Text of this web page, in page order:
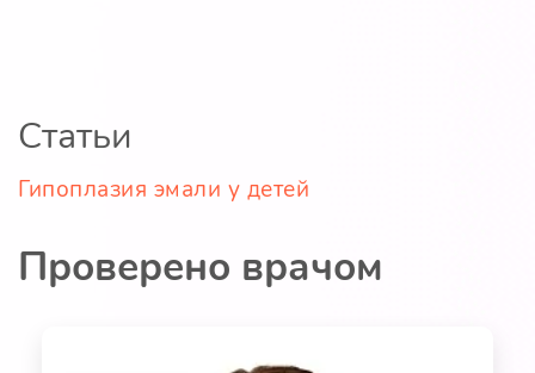
Статьи
Гипоплазия эмали у детей
Проверено врачом